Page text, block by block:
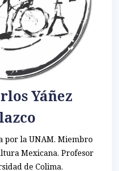
Yáñez
por la UNAM. Miembro
Mexicana. Profesor
de Colima.